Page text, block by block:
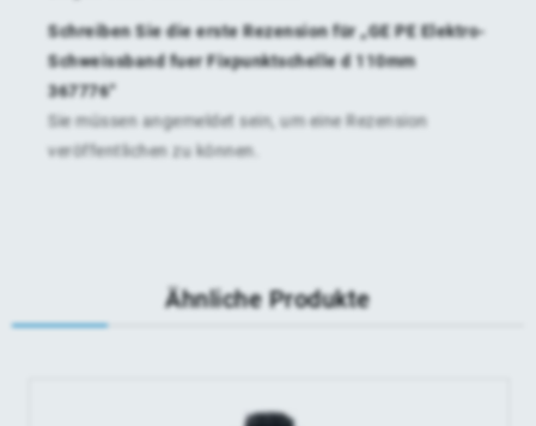
Schreiben Sie die erste Rezension für „GE PE Elektro-
Schweissband fuer Fixpunktschelle d 110mm
367776“
Sie müssen angemeldet sein, um eine Rezension
veröffentlichen zu können.
Ähnliche Produkte